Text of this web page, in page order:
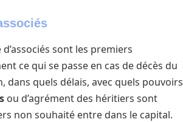
sont les premiers
ce qui se passe en cas de décès du
dans quels délais, avec quels pouvoirs
ou d’agrément des héritiers sont
non souhaité entre dans le capital.